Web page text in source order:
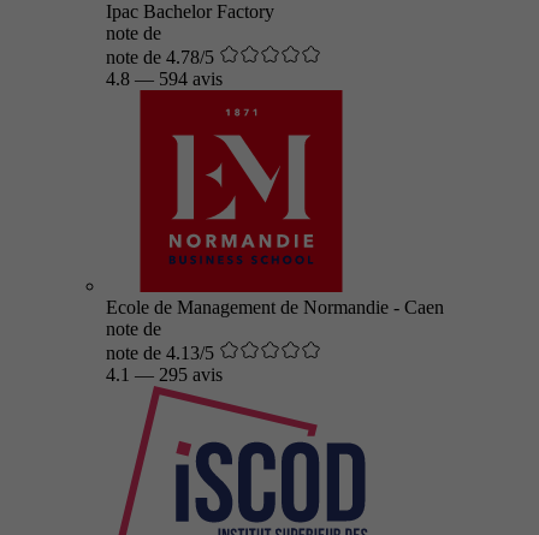
Ipac Bachelor Factory
note de
note de 4.78/5
4.8 — 594 avis
Ecole de Management de Normandie - Caen
note de
note de 4.13/5
4.1 — 295 avis